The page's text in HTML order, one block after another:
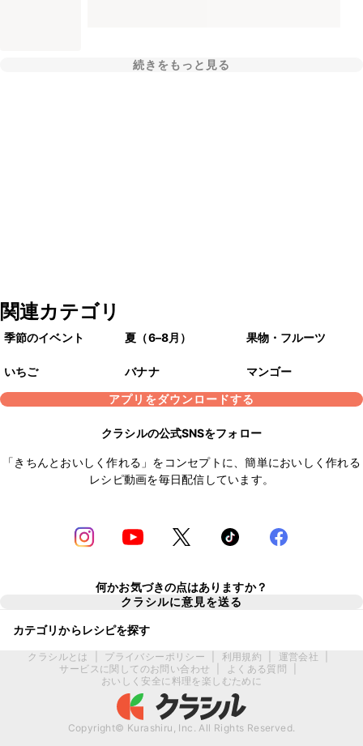
続きをもっと見る
関連カテゴリ
季節のイベント 夏（6–8月） 果物・フルーツ
いちご バナナ
マンゴー
アプリをダウンロードする
クラシルの公式SNSをフォロー
「きちんとおいしく作れる」をコンセプトに、簡単においしく作れる
レシピ動画を毎日配信しています。
何かお気づきの点はありますか？
クラシルに意見を送る
カテゴリからレシピを探す
クラシルとは プライバシーポリシー 利用規約 運営会社
サービスに関してのお問い合わせ
よくある質問
おいしく安全に料理を楽しむために
Copyright© Kurashiru, Inc. All Rights Reserved.